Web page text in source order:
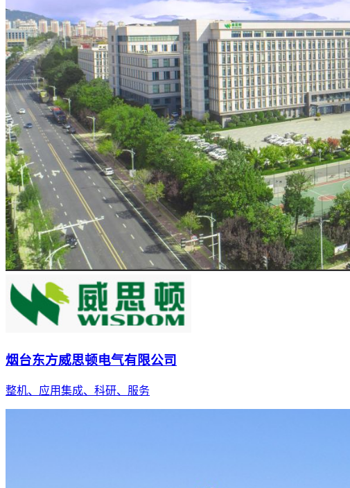
烟台东方威思顿电气有限公司
整机、应用集成、科研、服务